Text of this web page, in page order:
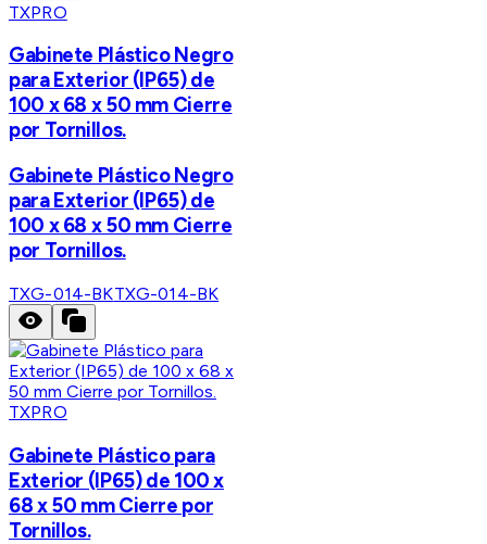
TXPRO
Gabinete Plástico Negro
para Exterior (IP65) de
100 x 68 x 50 mm Cierre
por Tornillos.
Gabinete Plástico Negro
para Exterior (IP65) de
100 x 68 x 50 mm Cierre
por Tornillos.
TXG-014-BKTXG-014-BK
TXPRO
Gabinete Plástico para
Exterior (IP65) de 100 x
68 x 50 mm Cierre por
Tornillos.